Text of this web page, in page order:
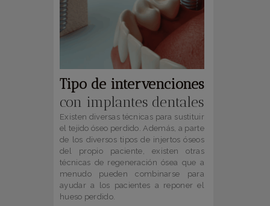
Tipo de intervenciones
con implantes dentales
Existen diversas técnicas para sustituir
el tejido óseo perdido. Además, a parte
de los diversos tipos de injertos óseos
del propio paciente, existen otras
técnicas de regeneración ósea que a
menudo pueden combinarse para
ayudar a los pacientes a reponer el
hueso perdido.